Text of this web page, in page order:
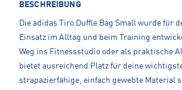
BESCHREIBUNG
Die adidas Tiro Duffle Bag Small wurde für
Einsatz im Alltag und beim Training
Weg ins Fitnessstudio oder als praktische
bietet ausreichend Platz für deine
strapazierfähige, einfach gewebte Material